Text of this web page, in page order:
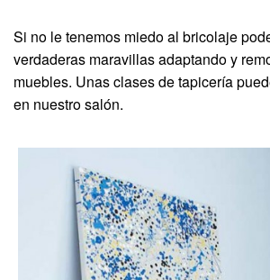
Si no le tenemos miedo al bricolaje
verdaderas maravillas adaptando y
muebles. Unas clases de tapicería
en nuestro salón.